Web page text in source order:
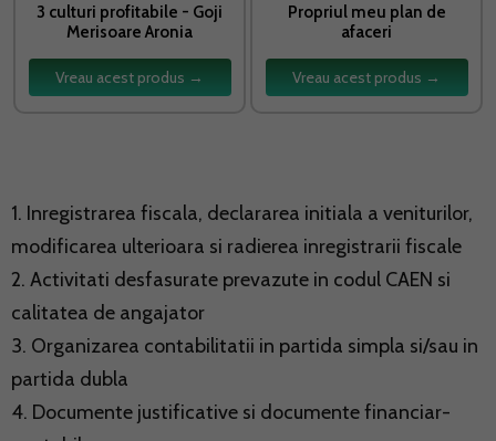
3 culturi profitabile - Goji
Merisoare Aronia
Vreau acest produs →
Propriul meu plan de
afaceri
Vreau acest produs →
1. Inregistrarea fiscala, declararea initiala a veniturilor,
modificarea ulterioara si radierea inregistrarii fiscale
2. Activitati desfasurate prevazute in codul CAEN si
calitatea de angajator
3. Organizarea contabilitatii in partida simpla si/sau in
partida dubla
4. Documente justificative si documente financiar-